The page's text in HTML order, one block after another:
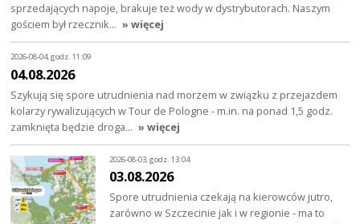
sprzedających napoje, brakuje też wody w dystrybutorach. Naszym
gościem był rzecznik… » więcej
2026-08-04, godz. 11:09
04.08.2026
Szykują się spore utrudnienia nad morzem w związku z przejazdem
kolarzy rywalizujących w Tour de Pologne - m.in. na ponad 1,5 godz.
zamknięta będzie droga… » więcej
2026-08-03, godz. 13:04
03.08.2026
Spore utrudnienia czekają na kierowców jutro,
zarówno w Szczecinie jak i w regionie - ma to